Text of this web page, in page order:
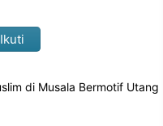
Ikuti